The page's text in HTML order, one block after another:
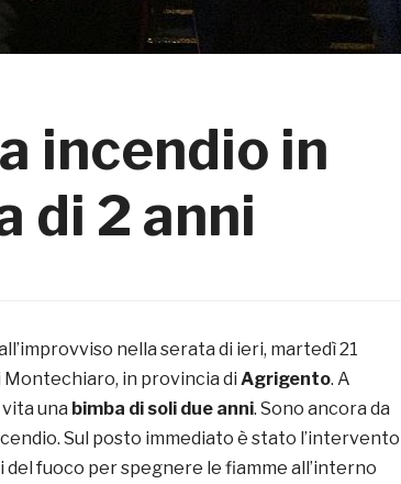
incendio in
di 2 anni
nella serata di ieri, martedì 21
Montechiaro, in provincia di Agrigento. A
una bimba di soli due anni. Sono ancora da
Sul posto immediato è stato l’intervento
del fuoco per spegnere le fiamme all’interno